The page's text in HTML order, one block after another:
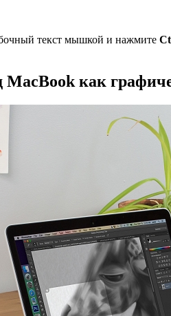
текст мышкой и нажмите
MacBook как